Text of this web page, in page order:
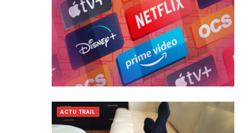
ACTU TRAIL